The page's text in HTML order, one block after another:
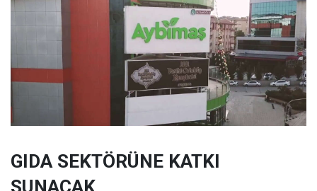
GIDA SEKTÖRÜNE KATKI
SUNACAK